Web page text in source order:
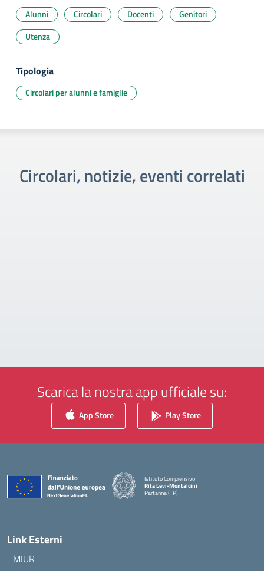
Alunni Circolari Docenti
Genitori
Utenza
Tipologia
Circolari per alunni e famiglie
Circolari, notizie, eventi correlati
Scarica la nostra app ufficiale su:
App Store Play Store
Istituto Comprensivo
Rita Levi-Montalcini
Partanna (TP)
Link Esterni
MIUR